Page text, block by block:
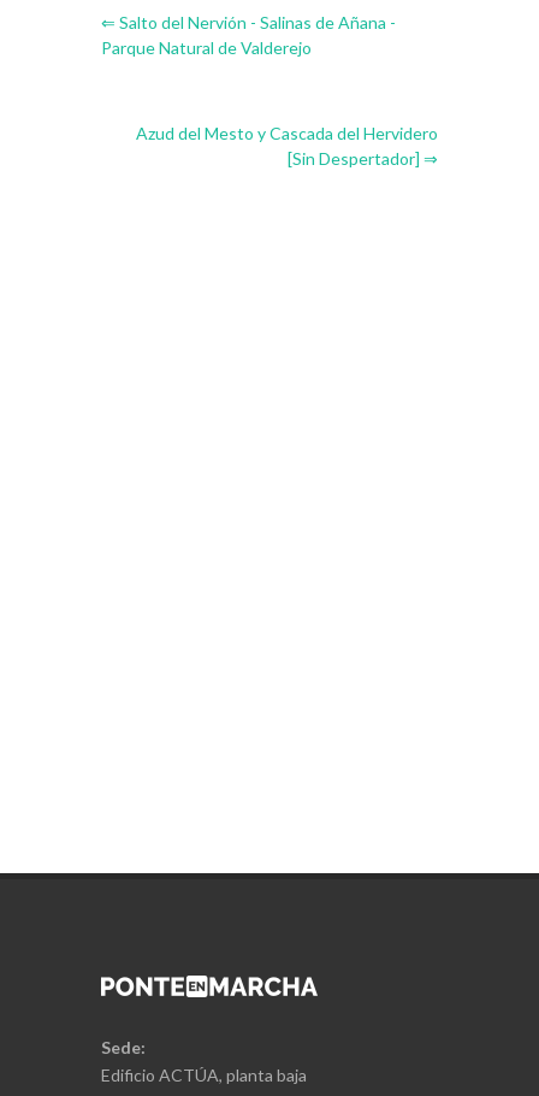
⇐ Salto del Nervión - Salinas de Añana -
Parque Natural de Valderejo
Azud del Mesto y Cascada del Hervidero
[Sin Despertador] ⇒
Sede:
Edificio ACTÚA, planta baja